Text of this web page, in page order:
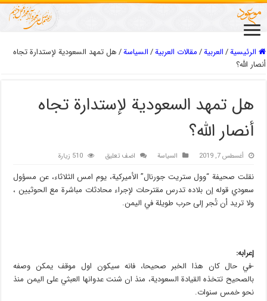
الرئيسية/العربیة/مقالات العربیة/السیاسة/هل تمهد السعودية لإستدارة تجاه
أنصار الله؟
هل تمهد السعودية لإستدارة تجاه
أنصار الله؟
أغسطس 7, 2019 السیاسة اضف تعليق 510 زيارة
نقلت صحيفة “وول ستريت جورنال” الأميركية، يوم امس الثلاثاء، عن مسؤول
سعودي قوله إن بلاده تدرس مقترحات لإجراء محادثات مباشرة مع الحوثيين ،
ولا تريد أن تُجر إلى حرب طويلة في اليمن.
إعرابه:
-في حال كان هذا الخبر صحيحا، فانه سيكون اول موقف يمكن وصفه
بالصحيح تتخذه القيادة السعودية، منذ ان شنت عدوانها العبثي على اليمن منذ
نحو خمس سنوات.